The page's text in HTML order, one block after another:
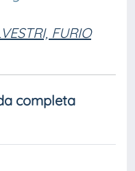
FURIO
completa